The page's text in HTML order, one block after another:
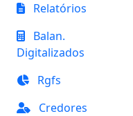
Relatórios
Balan.
Digitalizados
Rgfs
Credores